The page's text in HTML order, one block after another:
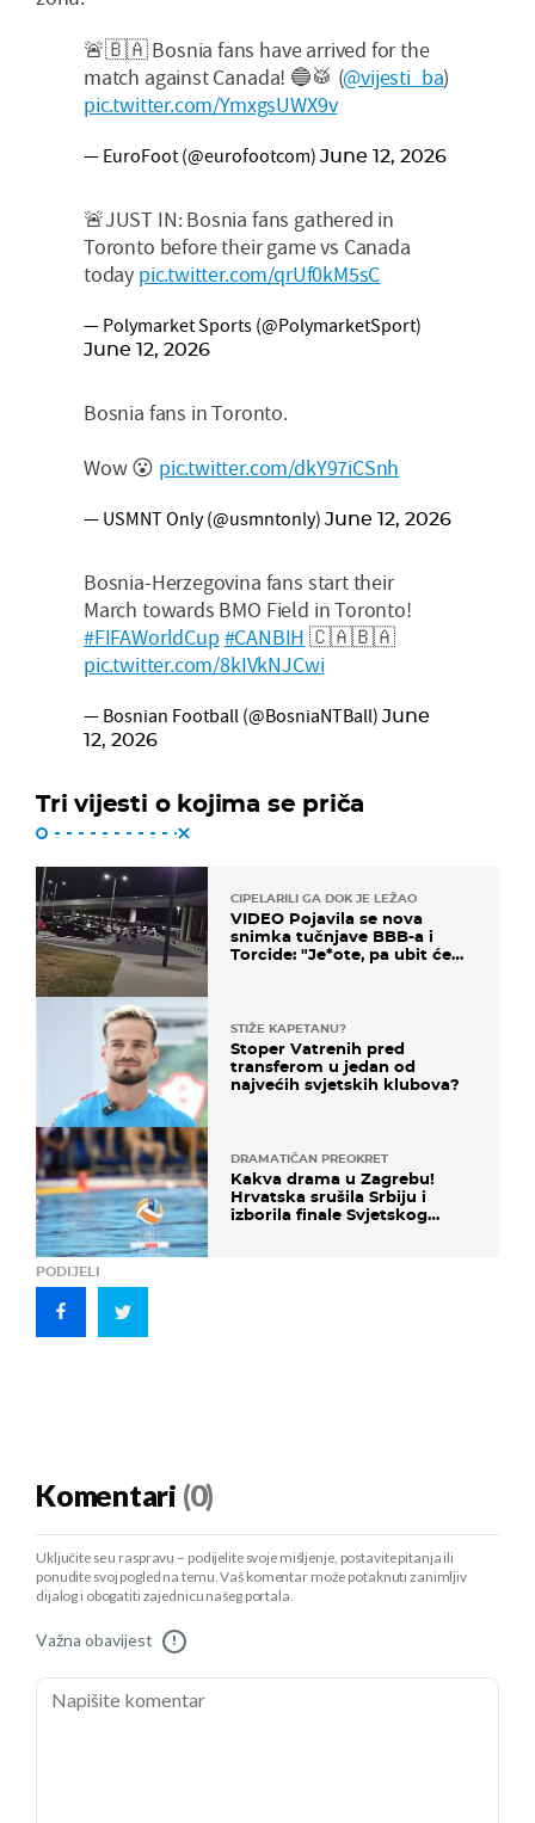
🚨🇧🇦 Bosnia fans have arrived for the
match against Canada! 🔵🥁 (@vijesti_ba)
pic.twitter.com/YmxgsUWX9v
— EuroFoot (@eurofootcom) June 12, 2026
🚨JUST IN: Bosnia fans gathered in
Toronto before their game vs Canada
today pic.twitter.com/qrUf0kM5sC
— Polymarket Sports (@PolymarketSport)
June 12, 2026
Bosnia fans in Toronto.
Wow 😮 pic.twitter.com/dkY97iCSnh
— USMNT Only (@usmntonly) June 12, 2026
Bosnia-Herzegovina fans start their
March towards BMO Field in Toronto!
#FIFAWorldCup#CANBIH 🇨🇦🇧🇦
pic.twitter.com/8kIVkNJCwi
— Bosnian Football (@BosniaNTBall) June
12, 2026
Tri vijesti o kojima se priča
CIPELARILI GA DOK JE LEŽAO
VIDEO Pojavila se nova
snimka tučnjave BBB-a i
Torcide: "Je*ote, pa ubit će
STIŽE KAPETANU?
Stoper Vatrenih pred
transferom u jedan od
najvećih svjetskih klubova?
DRAMATIČAN PREOKRET
Kakva drama u Zagrebu!
Hrvatska srušila Srbiju i
izborila finale Svjetskog
PODIJELI
Komentari (0)
Uključite se u raspravu – podijelite svoje mišljenje, postavite pitanja ili
ponudite svoj pogled na temu. Vaš komentar može potaknuti zanimljiv
dijalog i obogatiti zajednicu našeg portala.
Važna obavijest !